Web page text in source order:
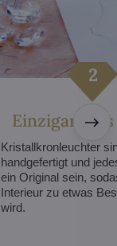
Kristallkronleuchter
handgefertigt und
ein Original sein,
Interieur zu etwas
wird.